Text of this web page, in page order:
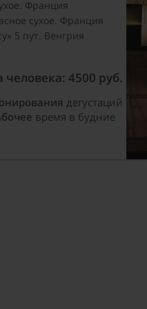
Франция
сухое. Франция
5 пут. Венгрия
человека: 4500 руб.
дегустаций
время в будние